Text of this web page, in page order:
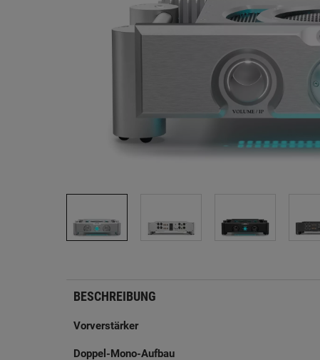
BESCHREIBUNG
Vorverstärker
Doppel-Mono-Aufbau